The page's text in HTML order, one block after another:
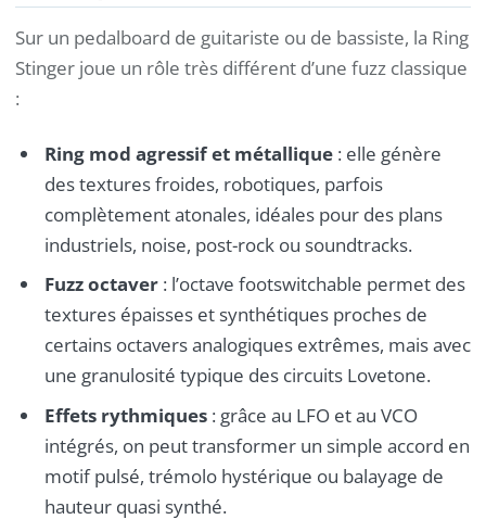
Sur un pedalboard de guitariste ou de bassiste, la Ring
Stinger joue un rôle très différent d’une fuzz classique
:
Ring mod agressif et métallique: elle génère
des textures froides, robotiques, parfois
complètement atonales, idéales pour des plans
industriels, noise, post-rock ou soundtracks.
Fuzz octaver: l’octave footswitchable permet des
textures épaisses et synthétiques proches de
certains octavers analogiques extrêmes, mais avec
une granulosité typique des circuits Lovetone.
Effets rythmiques: grâce au LFO et au VCO
intégrés, on peut transformer un simple accord en
motif pulsé, trémolo hystérique ou balayage de
hauteur quasi synthé.